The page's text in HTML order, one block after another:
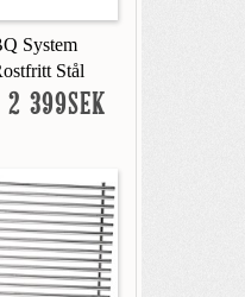
System
Stål
2 399SEK